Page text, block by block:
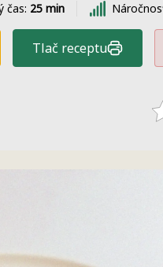
čas: 25 min
Tlač receptu